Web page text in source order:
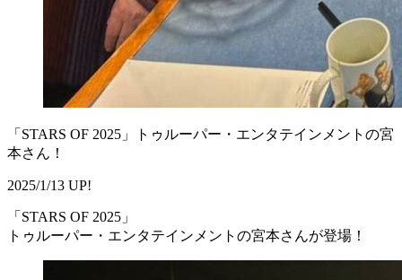
「STARS OF 2025」トゥルーパー・エンタテインメントの宮
本さん！
2025/1/13 UP!
「STARS OF 2025」
トゥルーパー・エンタテインメントの宮本さんが登場！